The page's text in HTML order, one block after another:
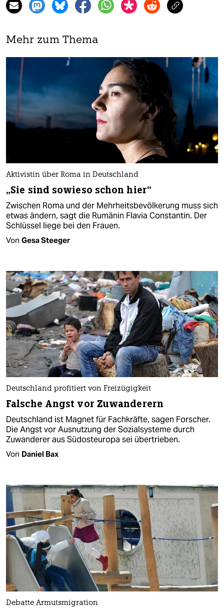
Mehr zum Thema
Aktivistin über Roma in Deutschland
„Sie sind sowieso schon hier“
Zwischen Roma und der Mehrheitsbevölkerung muss sich
etwas ändern, sagt die Rumänin Flavia Constantin. Der
Schlüssel liege bei den Frauen.
Von Gesa Steeger
Deutschland profitiert von Freizügigkeit
Falsche Angst vor Zuwanderern
Deutschland ist Magnet für Fachkräfte, sagen Forscher.
Die Angst vor Ausnutzung der Sozialsysteme durch
Zuwanderer aus Südosteuropa sei übertrieben.
Von Daniel Bax
Debatte Armutsmigration